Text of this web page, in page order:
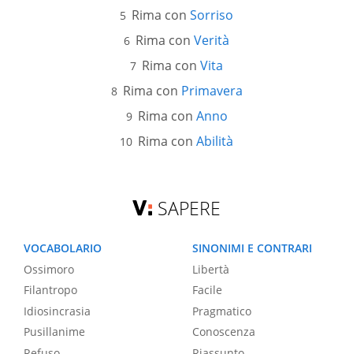
Rima con Sorriso
Rima con Verità
Rima con Vita
Rima con Primavera
Rima con Anno
Rima con Abilità
SAPERE
VOCABOLARIO
Ossimoro
Filantropo
Idiosincrasia
Pusillanime
SINONIMI E CONTRARI
Libertà
Facile
Pragmatico
Conoscenza